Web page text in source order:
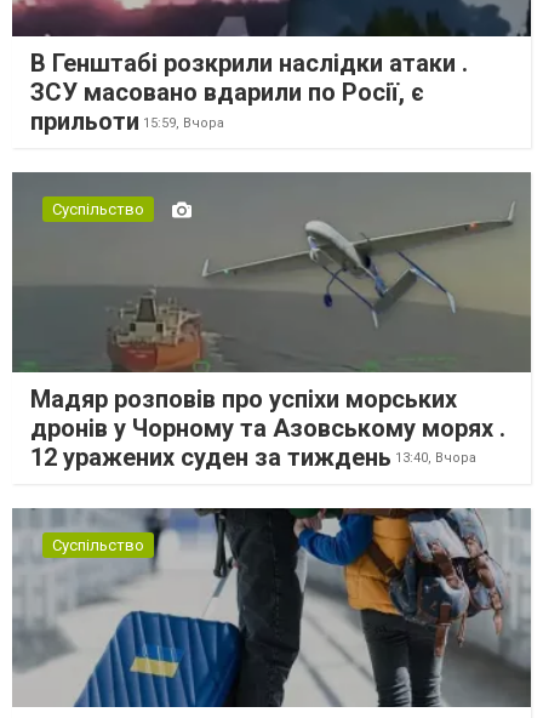
В Генштабі розкрили наслідки атаки .
ЗСУ масовано вдарили по Росії, є
прильоти 15:59, Вчора
Суспільство
Мадяр розповів про успіхи морських
дронів у Чорному та Азовському морях .
12 уражених суден за тиждень 13:40, Вчора
Суспільство